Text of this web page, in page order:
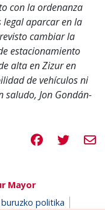
con la ordenanza
aparcar en la
cambiar la
estacionamiento
alta en Zizur en
de vehículos ni
saludo, Jon Gondán-
Compartir en
Mayor
politika